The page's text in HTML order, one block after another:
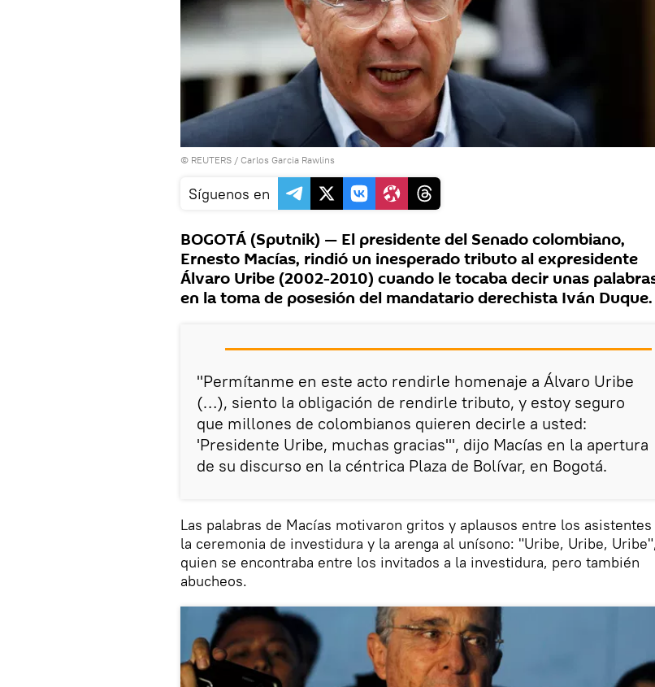
© REUTERS / Carlos Garcia Rawlins
Síguenos en
BOGOTÁ (Sputnik) — El presidente del Senado colombiano,
Ernesto Macías, rindió un inesperado tributo al expresidente
Álvaro Uribe (2002-2010) cuando le tocaba decir unas
en la toma de posesión del mandatario derechista Iván Duque.
"Permítanme en este acto rendirle homenaje a Álvaro Uribe
(…), siento la obligación de rendirle tributo, y estoy seguro
que millones de colombianos quieren decirle a usted:
'Presidente Uribe, muchas gracias'", dijo Macías en la apertura
de su discurso en la céntrica Plaza de Bolívar, en Bogotá.
Las palabras de Macías motivaron gritos y aplausos entre los asistentes
la ceremonia de investidura y la arenga al unísono: "Uribe, Uribe, Uribe",
quien se encontraba entre los invitados a la investidura, pero también
abucheos.